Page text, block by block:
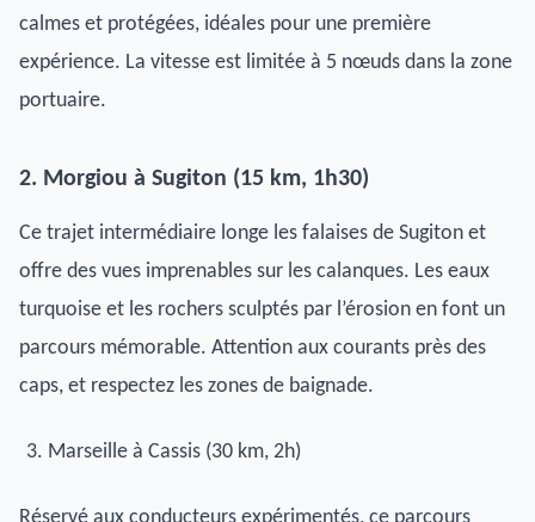
calmes et protégées, idéales pour une première
expérience. La vitesse est limitée à 5 nœuds dans la zone
portuaire.
2. Morgiou à Sugiton (15 km, 1h30)
Ce trajet intermédiaire longe les falaises de Sugiton et
offre des vues imprenables sur les calanques. Les eaux
turquoise et les rochers sculptés par l’érosion en font un
parcours mémorable. Attention aux courants près des
caps, et respectez les zones de baignade.
Marseille à Cassis (30 km, 2h)